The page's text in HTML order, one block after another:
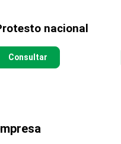
nacional
Consultar